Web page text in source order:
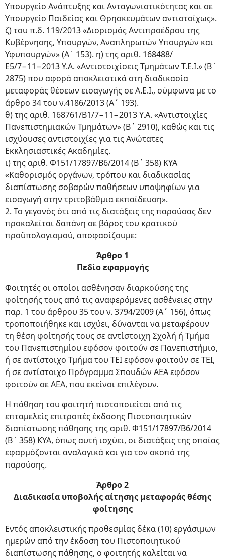
Υπουργείο Ανάπτυξης και Ανταγωνιστικότητας και σε
Υπουργείο Παιδείας και Θρησκευμάτων αντιστοίχως».
ζ) του π.δ. 119/2013 «Διορισμός Αντιπροέδρου της
Κυβέρνησης, Υπουργών, Αναπληρωτών Υπουργών και
Υφυπουργών» (Α΄ 153). η) της αριθ. 168488/
Ε5/7−11−2013 Υ.Α. «Αντιστοιχίσεις Τμημάτων Τ.Ε.Ι.» (Β΄
2875) που αφορά αποκλειστικά στη διαδικασία
μεταφοράς θέσεων εισαγωγής σε Α.Ε.Ι., σύμφωνα με το
άρθρο 34 του ν.4186/2013 (Α΄ 193).
θ) της αριθ. 168761/Β1/7−11−2013 Υ.Α. «Αντιστοιχίες
Πανεπιστημιακών Τμημάτων» (Β΄ 2910), καθώς και τις
ισχύουσες αντιστοιχίες για τις Ανώτατες
Εκκλησιαστικές Ακαδημίες.
ι) της αριθ. Φ151/17897/Β6/2014 (Β΄ 358) ΚΥΑ
«Καθορισμός οργάνων, τρόπου και διαδικασίας
διαπίστωσης σοβαρών παθήσεων υποψηφίων για
εισαγωγή στην τριτοβάθμια εκπαίδευση».
2. Το γεγονός ότι από τις διατάξεις της παρούσας δεν
προκαλείται δαπάνη σε βάρος του κρατικού
προϋπολογισμού, αποφασίζουμε:
Άρθρο 1
Πεδίο εφαρμογής
Φοιτητές οι οποίοι ασθένησαν διαρκούσης της
φοίτησής τους από τις αναφερόμενες ασθένειες στην
παρ. 1 του άρθρου 35 του ν. 3794/2009 (Α΄ 156), όπως
τροποποιήθηκε και ισχύει, δύνανται να μεταφέρουν
τη θέση φοίτησής τους σε αντίστοιχη Σχολή ή Τμήμα
του Πανεπιστημίου εφόσον φοιτούν σε Πανεπιστήμιο,
ή σε αντίστοιχο Τμήμα του ΤΕΙ εφόσον φοιτούν σε ΤΕΙ,
ή σε αντίστοιχο Πρόγραμμα Σπουδών ΑΕΑ εφόσον
φοιτούν σε ΑΕΑ, που εκείνοι επιλέγουν.
Η πάθηση του φοιτητή πιστοποιείται από τις
επταμελείς επιτροπές έκδοσης Πιστοποιητικών
διαπίστωσης πάθησης της αριθ. Φ151/17897/Β6/2014
(Β΄ 358) ΚΥΑ, όπως αυτή ισχύει, οι διατάξεις της οποίας
εφαρμόζονται αναλογικά και για τον σκοπό της
παρούσης.
Άρθρο 2
Διαδικασία υποβολής αίτησης μεταφοράς θέσης
φοίτησης
Εντός αποκλειστικής προθεσμίας δέκα (10) εργάσιμων
ημερών από την έκδοση του Πιστοποιητικού
διαπίστωσης πάθησης, ο φοιτητής καλείται να